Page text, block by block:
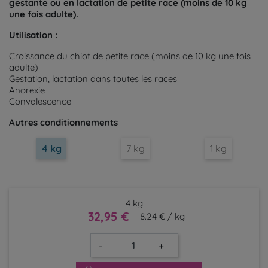
gestante ou en lactation de petite race (moins de 10 kg
une fois adulte).
Utilisation :
Croissance du chiot de petite race (moins de 10 kg une fois
adulte)
Gestation, lactation dans toutes les races
Anorexie
Convalescence
Autres conditionnements
4 kg 7 kg 1 kg
4 kg
32,95 € 8.24 € / kg
- +